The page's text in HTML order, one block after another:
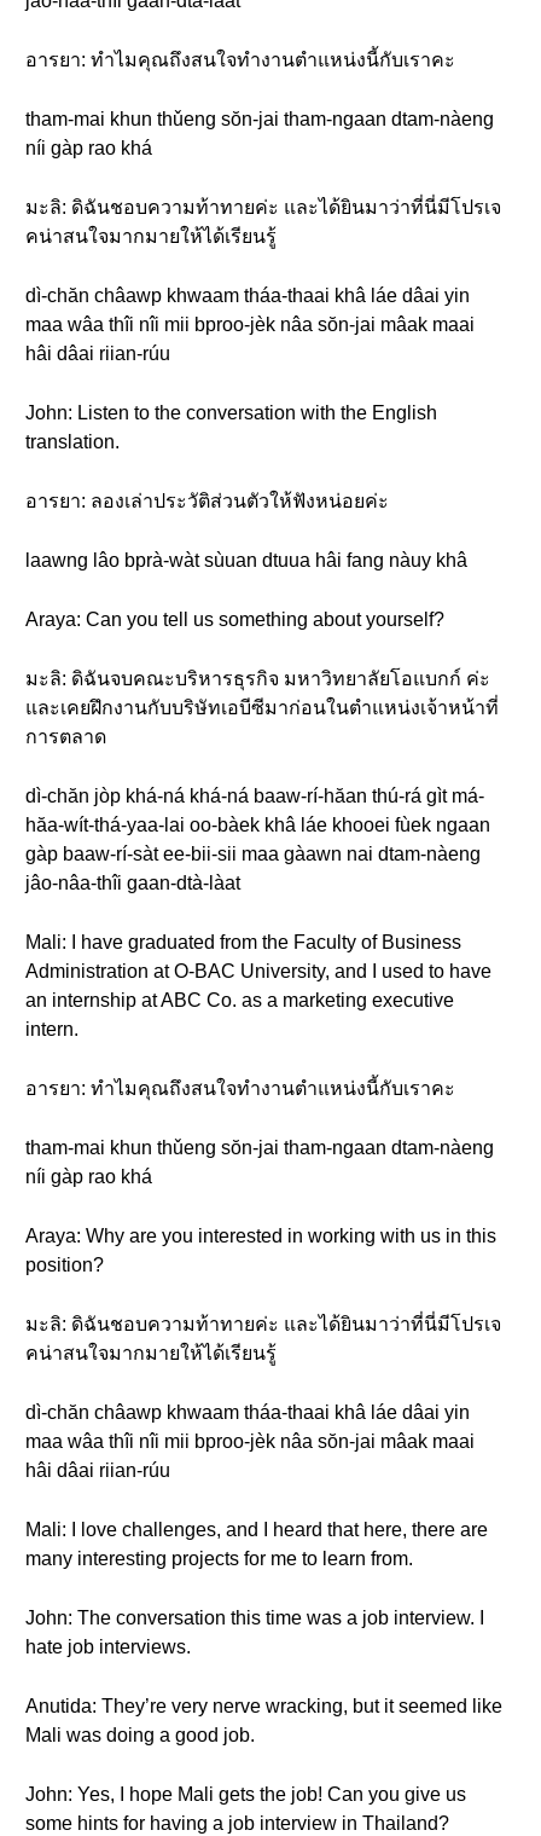
อารยา: ทำไมคุณถึงสนใจทำงานตำแหน่งนี้กับเราคะ
tham-mai khun thǔeng sŏn-jai tham-ngaan dtam-nàeng
níi gàp rao khá
มะลิ: ดิฉันชอบความท้าทายค่ะ และได้ยินมาว่าที่นี่มีโปรเจ
คน่าสนใจมากมายให้ได้เรียนรู้
dì-chăn châawp khwaam tháa-thaai khâ láe dâai yin
maa wâa thîi nîi mii bproo-jèk nâa sŏn-jai mâak maai
hâi dâai riian-rúu
John: Listen to the conversation with the English
translation.
อารยา: ลองเล่าประวัติส่วนตัวให้ฟังหน่อยค่ะ
laawng lâo bprà-wàt sùuan dtuua hâi fang nàuy khâ
Araya: Can you tell us something about yourself?
มะลิ: ดิฉันจบคณะบริหารธุรกิจ มหาวิทยาลัยโอแบกก์ ค่ะ
และเคยฝึกงานกับบริษัทเอบีซีมาก่อนในตำแหน่งเจ้าหน้าที่
การตลาด
dì-chăn jòp khá-ná khá-ná baaw-rí-hăan thú-rá gìt má-
hăa-wít-thá-yaa-lai oo-bàek khâ láe khooei fùek ngaan
gàp baaw-rí-sàt ee-bii-sii maa gàawn nai dtam-nàeng
jâo-nâa-thîi gaan-dtà-làat
Mali: I have graduated from the Faculty of Business
Administration at O-BAC University, and I used to have
an internship at ABC Co. as a marketing executive
intern.
อารยา: ทำไมคุณถึงสนใจทำงานตำแหน่งนี้กับเราคะ
tham-mai khun thǔeng sŏn-jai tham-ngaan dtam-nàeng
níi gàp rao khá
Araya: Why are you interested in working with us in this
position?
มะลิ: ดิฉันชอบความท้าทายค่ะ และได้ยินมาว่าที่นี่มีโปรเจ
คน่าสนใจมากมายให้ได้เรียนรู้
dì-chăn châawp khwaam tháa-thaai khâ láe dâai yin
maa wâa thîi nîi mii bproo-jèk nâa sŏn-jai mâak maai
hâi dâai riian-rúu
Mali: I love challenges, and I heard that here, there are
many interesting projects for me to learn from.
John: The conversation this time was a job interview. I
hate job interviews.
Anutida: They’re very nerve wracking, but it seemed like
Mali was doing a good job.
John: Yes, I hope Mali gets the job! Can you give us
some hints for having a job interview in Thailand?